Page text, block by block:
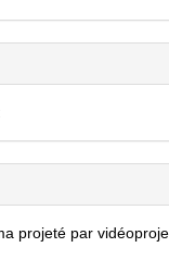
projeté par